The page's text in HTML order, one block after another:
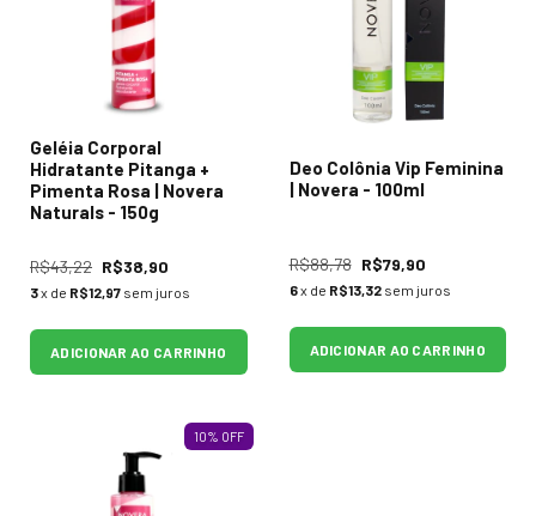
Geléia Corporal
Hidratante Pitanga +
Pimenta Rosa | Novera
Naturals - 150g
R$43,22 R$38,90
3x de R$12,97 sem juros
ADICIONAR AO CARRINHO
Deo Colônia Vip Feminina
| Novera - 100ml
R$88,78 R$79,90
6x de R$13,32 sem juros
ADICIONAR AO CARRINHO
10% OFF